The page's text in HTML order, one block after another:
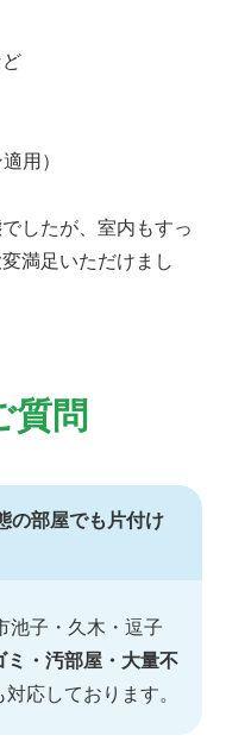
用）
したが、室内もすっ
満足いただけまし
質問
の部屋でも片付け
池子・久木・逗子
ミ・汚部屋・大量不
対応しております。